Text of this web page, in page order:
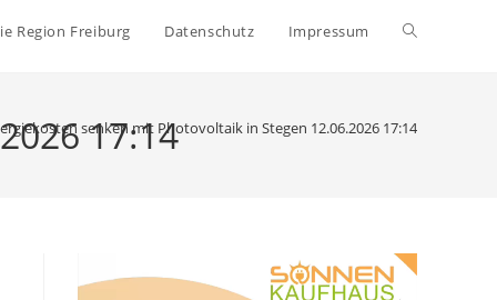
Region Freiburg Datenschutz Impressum Website-
17:14
senken mit Photovoltaik in Stegen 12.06.2026 17:14